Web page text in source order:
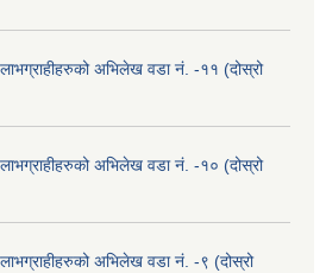
लाभग्राहीहरुको अभिलेख वडा नं. -११ (दोस्रो
लाभग्राहीहरुको अभिलेख वडा नं. -१० (दोस्रो
लाभग्राहीहरुको अभिलेख वडा नं. -९ (दोस्रो